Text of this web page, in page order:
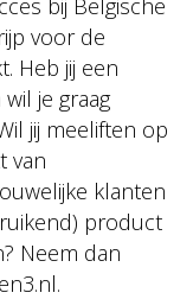
voor de
Heb jij een
je graag
jij meeliften op
van
klanten
product
Neem dan